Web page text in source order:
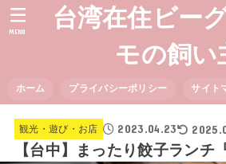
台湾在住ビー
モの飼い
ホーム プライバシーポリシー サイト
MENU
観光・遊び・お店 2023.04.23
【台中】まったり餃子ランチ